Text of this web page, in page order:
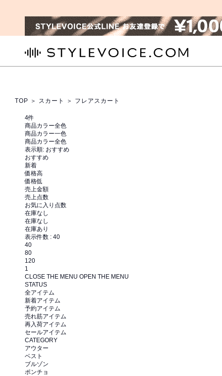
TOP ＞ スカート ＞ フレアスカート
4件
商品カラー全色
商品カラー一色
商品カラー全色
表示順: おすすめ
おすすめ
新着
価格高
価格低
売上金額
売上点数
お気に入り点数
在庫なし
在庫なし
在庫あり
表示件数 : 40
40
80
120
1
CLOSE THE MENU OPEN THE MENU
STATUS
全アイテム
新着アイテム
予約アイテム
売れ筋アイテム
再入荷アイテム
セールアイテム
CATEGORY
アウター
ベスト
ブルゾン
ポンチョ